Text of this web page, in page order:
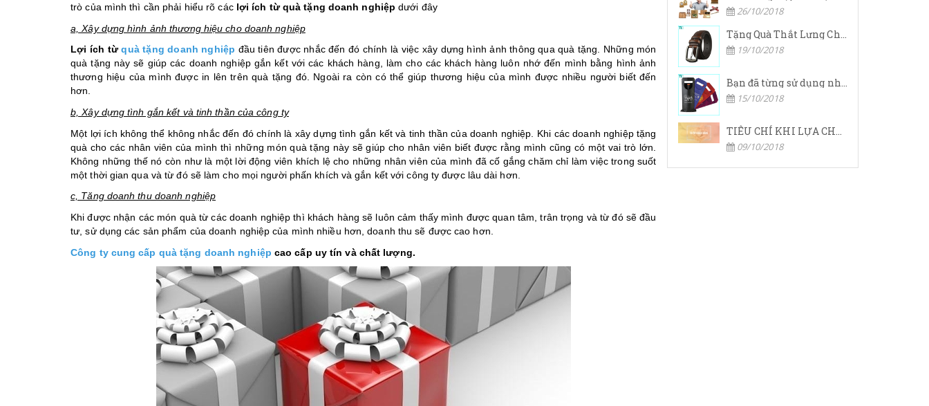
trò của mình thì cần phải hiểu rõ các lợi ích từ quà tặng doanh nghiệpdưới đây
a, Xây dựng hình ảnh thương hiệu cho doanh nghiệp
Lợi ích từquà tặng doanh nghiệp đầu tiên được nhắc đến đó chính là việc xây dựng hình ảnh thông qua quà tặng. Những món
quà tặng này sẽ giúp các doanh nghiệp gắn kết với các khách hàng, làm cho các khách hàng luôn nhớ đến mình bằng hình ảnh
thương hiệu của mình được in lên trên quà tặng đó. Ngoài ra còn có thể giúp thương hiệu của mình được nhiều người biết đến
hơn.
b, Xây dựng tình gắn kết và tinh thần của công ty
Một lợi ích không thể không nhắc đến đó chính là xây dựng tình gắn kết và tinh thần của doanh nghiệp. Khi các doanh nghiệp tặng
quà cho các nhân viên của mình thì những món quà tặng này sẽ giúp cho nhân viên biết được rằng mình cũng có một vai trò lớn.
Không những thế nó còn như là một lời động viên khích lệ cho những nhân viên của mình đã cố gắng chăm chỉ làm việc trong suốt
một thời gian qua và từ đó sẽ làm cho mọi người phấn khích và gắn kết với công ty được lâu dài hơn.
c, Tăng doanh thu doanh nghiệp
Khi được nhận các món quà từ các doanh nghiệp thì khách hàng sẽ luôn cảm thấy mình được quan tâm, trân trọng và từ đó sẽ đầu
tư, sử dụng các sản phẩm của doanh nghiệp của mình nhiều hơn, doanh thu sẽ được cao hơn.
Công ty cung cấp quà tặng doanh nghiệp cao cấp uy tín và chất lượng.
26/10/2018
Tặng Quà Thắt Lưng Cho Nam Giới Có Ý Nghĩa Gì
19/10/2018
Bạn đã từng sử dụng nhiều túi xách, túi hàng hiệu,… nhưng bạn đã bao giờ nghe đến túi vải không dệt chưa?
15/10/2018
TIÊU CHÍ KHI LỰA CHỌN QUÀ TẶNG TRI ÂN KHÁCH HÀNG
09/10/2018